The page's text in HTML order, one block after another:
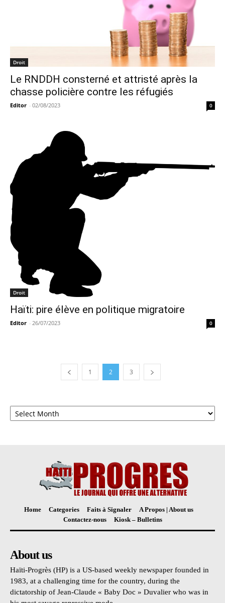
Droit
Le RNDDH consterné et attristé après la
chasse policière contre les réfugiés
Editor - 02/08/2023 0
Droit
Haïti: pire élève en politique migratoire
Editor - 26/07/2023 0
1 2 3
Archives
Home Categories Faits à Signaler
A Propos | About us
Contactez-nous
Kiosk – Bulletins
About us
Haïti-Progrès (HP) is a US-based weekly newspaper founded in
1983, at a challenging time for the country, during the
dictatorship of Jean-Claude « Baby Doc » Duvalier who was in